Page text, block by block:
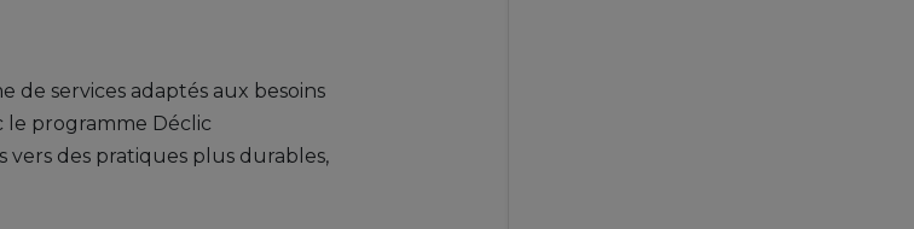
services adaptés aux besoins
le programme Déclic
des pratiques plus durables,